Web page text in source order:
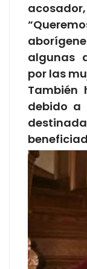
algunas
por las
También
debido a